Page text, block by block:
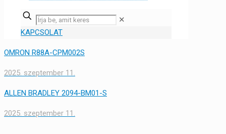
✕
KAPCSOLAT
OMRON R88A-CPM002S
2025. szeptember 11.
ALLEN BRADLEY 2094-BM01-S
2025. szeptember 11.